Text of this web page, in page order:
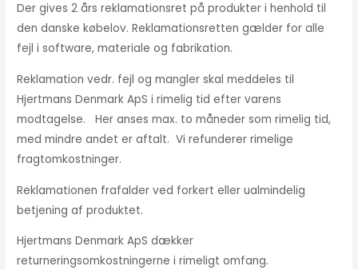
Der gives 2 års reklamationsret på produkter i henhold til
den danske købelov. Reklamationsretten gælder for alle
fejl i software, materiale og fabrikation.
Reklamation vedr. fejl og mangler skal meddeles til
Hjertmans Denmark ApS i rimelig tid efter varens
modtagelse. Her anses max. to måneder som rimelig tid,
med mindre andet er aftalt. Vi refunderer rimelige
fragtomkostninger.
Reklamationen frafalder ved forkert eller ualmindelig
betjening af produktet.
Hjertmans Denmark ApS dækker
returneringsomkostningerne i rimeligt omfang.